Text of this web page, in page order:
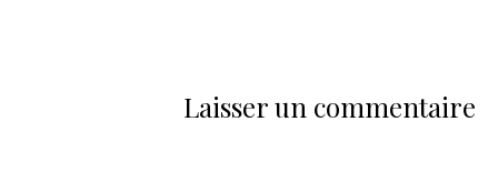
Laisser un commentaire